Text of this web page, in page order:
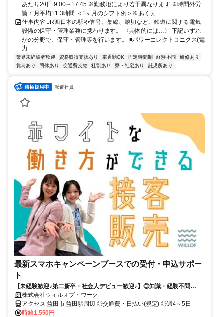
あたり20日 9:00～17:45 ※勤務地により若干異なります ※時間外労
働：月平均11.3時間 ＜1ヶ月のシフト例＞※あくま...
仕事内容 JR西日本の駅や信号、架線、踏切など、鉄道に関する電気
設備の保守・管理業務に携わります。 〈具体的には…〉 下記いずれ
かの分野で、保守・管理等を行います。 ■パワーエレクトロニクス(電
力...
業界未経験者歓迎 資格取得支援あり 車通勤OK 固定時間制 経験不問
研修あり
賞与あり
育休あり 交通費支給 社割あり 寮・社宅あり 託児所あり
派遣社員
最新スマホキャンペーンブースでの受付・申込サポー
ト
【未経験歓迎♪第二新卒・社会人デビュー歓迎♪】◎知識・経験不問
◎NOサービス残業 ◎自社正社員も目指せる
株式会社ウィルオブ・ワーク
アクセス 益田市 益田駅周辺 ◎交通費・日払い(規定) ◎週4～5日
時給1,550円